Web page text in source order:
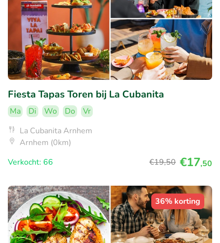
Fiesta Tapas Toren bij La Cubanita
Ma Di Wo Do
Vr
La Cubanita Arnhem
Arnhem (0km)
Verkocht: 66
€19,50 €17,50
36% korting